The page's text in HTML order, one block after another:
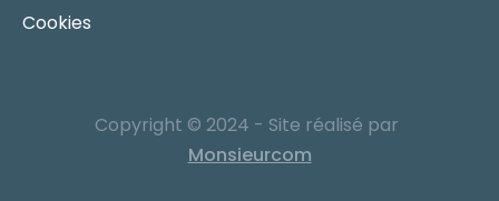
Cookies
Copyright © 2024 - Site réalisé par
Monsieurcom